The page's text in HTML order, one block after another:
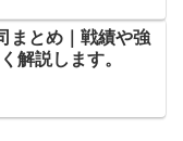
まとめ｜戦績や強
解説します。